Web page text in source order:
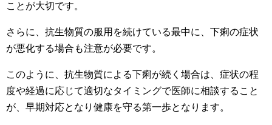
ことが大切です。
さらに、抗生物質の服用を続けている最中に、下痢の症状
が悪化する場合も注意が必要です。
このように、抗生物質による下痢が続く場合は、症状の程
度や経過に応じて適切なタイミングで医師に相談すること
が、早期対応となり健康を守る第一歩となります。